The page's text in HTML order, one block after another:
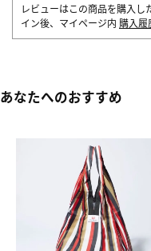
レビューはこの商品を購入
イン後、マイページ内 購入履
あなたへのおすすめ